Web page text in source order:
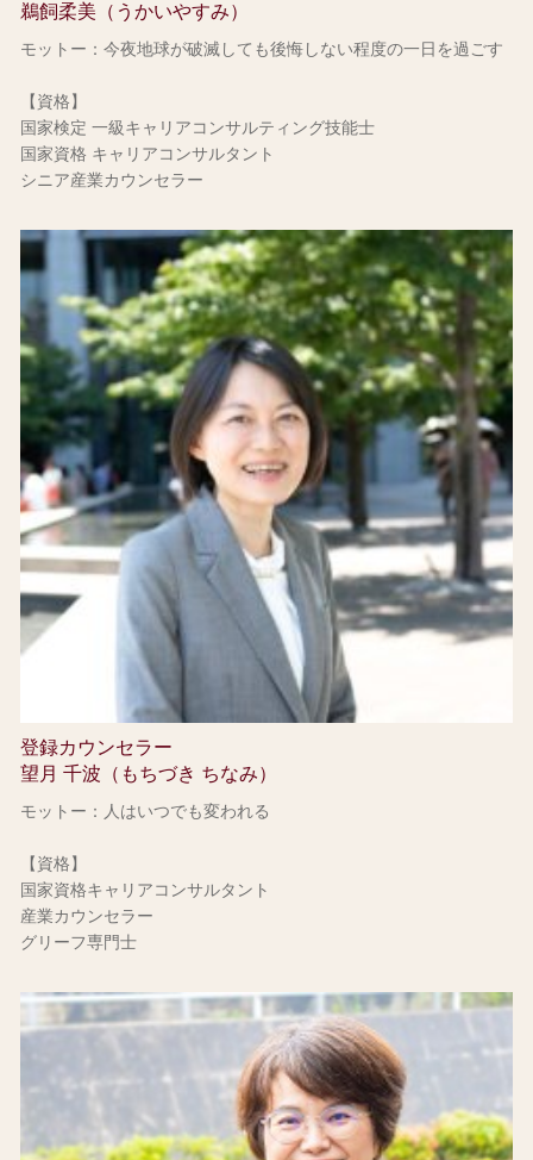
鵜飼柔美（うかいやすみ）
モットー：今夜地球が破滅しても後悔しない程度の一日を過ごす
【資格】
国家検定 一級キャリアコンサルティング技能士
国家資格 キャリアコンサルタント
シニア産業カウンセラー
登録カウンセラー
望月 千波（もちづき ちなみ）
モットー：人はいつでも変われる
【資格】
国家資格キャリアコンサルタント
産業カウンセラー
グリーフ専門士